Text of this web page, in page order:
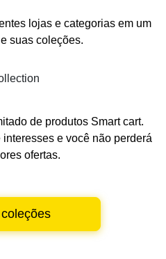
lojas e categorias em um
suas coleções.
de produtos Smart cart.
e você não perderá
ofertas.